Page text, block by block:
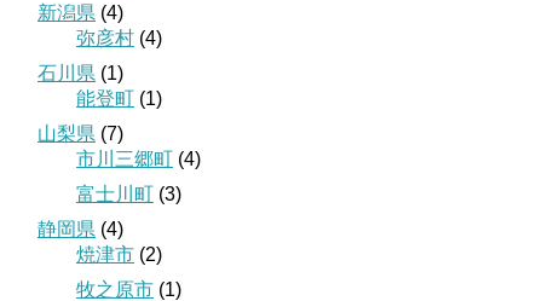
新潟県 (4)
弥彦村 (4)
石川県 (1)
能登町 (1)
山梨県 (7)
市川三郷町 (4)
富士川町 (3)
静岡県 (4)
焼津市 (2)
牧之原市 (1)